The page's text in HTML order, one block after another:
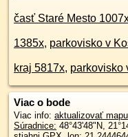
časť Staré Mesto
1385x, parkovisko v
kraj 5817x, parkovisko
Viac o bode
Viac info: aktualizovať mapu
Súradnice: 48°43'48"N,